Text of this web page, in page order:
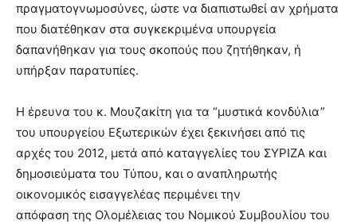
πραγματογνωμοσύνες, ώστε να διαπιστωθεί αν χρήματα
που διατέθηκαν στα συγκεκριμένα υπουργεία
δαπανήθηκαν για τους σκοπούς που ζητήθηκαν, ή
υπήρξαν παρατυπίες.
Η έρευνα του κ. Μουζακίτη για τα “μυστικά κονδύλια”
του υπουργείου Εξωτερικών έχει ξεκινήσει από τις
αρχές του 2012, μετά από καταγγελίες του ΣΥΡΙΖΑ και
δημοσιεύματα του Τύπου, και ο αναπληρωτής
οικονομικός εισαγγελέας περιμένει την
απόφαση της Ολομέλειας του Νομικού Συμβουλίου του